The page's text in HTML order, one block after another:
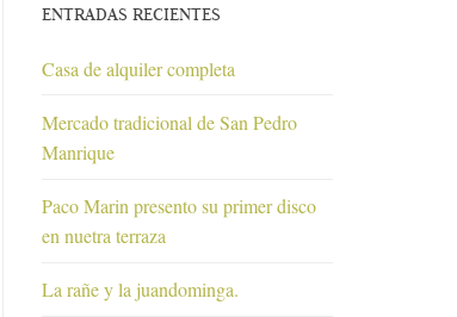
ENTRADAS RECIENTES
Casa de alquiler completa
Mercado tradicional de San Pedro
Manrique
Paco Marin presento su primer disco
en nuetra terraza
La rañe y la juandominga.